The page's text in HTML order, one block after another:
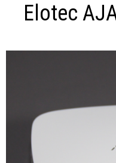
Elotec